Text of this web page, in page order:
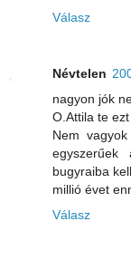
Válasz
Névtelen
nagyon jók
O.Attila te
Nem
bugyraiba
millió évet
Válasz